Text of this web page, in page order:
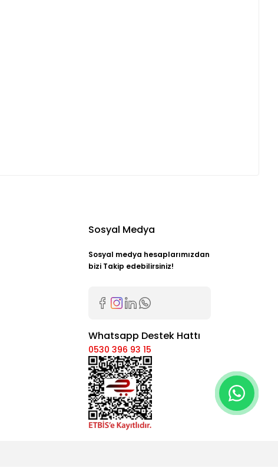
Sosyal Medya
Sosyal medya hesaplarımızdan
bizi Takip edebilirsiniz!
Whatsapp Destek Hattı
0530 396 93 15